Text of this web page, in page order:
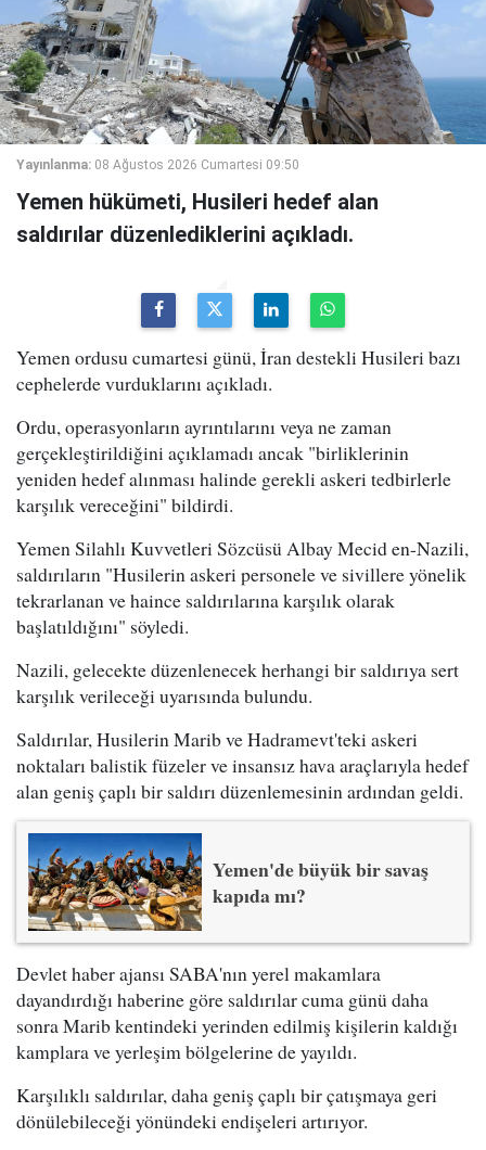
Yayınlanma: 08 Ağustos 2026 Cumartesi 09:50
Yemen hükümeti, Husileri hedef alan
saldırılar düzenlediklerini açıkladı.
Yemen ordusu cumartesi günü, İran destekli Husileri bazı
cephelerde vurduklarını açıkladı.
Ordu, operasyonların ayrıntılarını veya ne zaman
gerçekleştirildiğini açıklamadı ancak "birliklerinin
yeniden hedef alınması halinde gerekli askeri tedbirlerle
karşılık vereceğini" bildirdi.
Yemen Silahlı Kuvvetleri Sözcüsü Albay Mecid en-Nazili,
saldırıların "Husilerin askeri personele ve sivillere yönelik
tekrarlanan ve haince saldırılarına karşılık olarak
başlatıldığını" söyledi.
Nazili, gelecekte düzenlenecek herhangi bir saldırıya sert
karşılık verileceği uyarısında bulundu.
Saldırılar, Husilerin Marib ve Hadramevt'teki askeri
noktaları balistik füzeler ve insansız hava araçlarıyla hedef
alan geniş çaplı bir saldırı düzenlemesinin ardından geldi.
Yemen'de büyük bir savaş
kapıda mı?
Devlet haber ajansı SABA'nın yerel makamlara
dayandırdığı haberine göre saldırılar cuma günü daha
sonra Marib kentindeki yerinden edilmiş kişilerin kaldığı
kamplara ve yerleşim bölgelerine de yayıldı.
Karşılıklı saldırılar, daha geniş çaplı bir çatışmaya geri
dönülebileceği yönündeki endişeleri artırıyor.